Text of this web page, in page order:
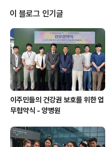
이 블로그 인기글
이주민들의 건강권 보호를 위한 업
무협약식 - 양병원